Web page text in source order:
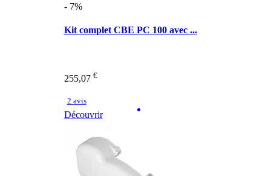
- 7%
Kit complet CBE PC 100 avec ...
255,07 €
2 avis
Découvrir